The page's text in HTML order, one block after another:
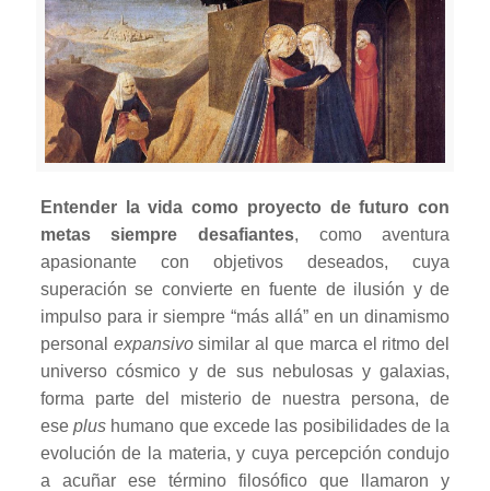
Entender la vida como proyecto de futuro con
metas siempre desafiantes, como aventura
apasionante con objetivos deseados, cuya
superación se convierte en fuente de ilusión y de
impulso para ir siempre “más allá” en un dinamismo
personal expansivosimilar al que marca el ritmo del
universo cósmico y de sus nebulosas y galaxias,
forma parte del misterio de nuestra persona, de
eseplus humano que excede las posibilidades de la
evolución de la materia, y cuya percepción condujo
a acuñar ese término filosófico que llamaron y